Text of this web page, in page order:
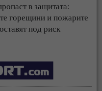
в защитата:
горещини и пожарите
под риск